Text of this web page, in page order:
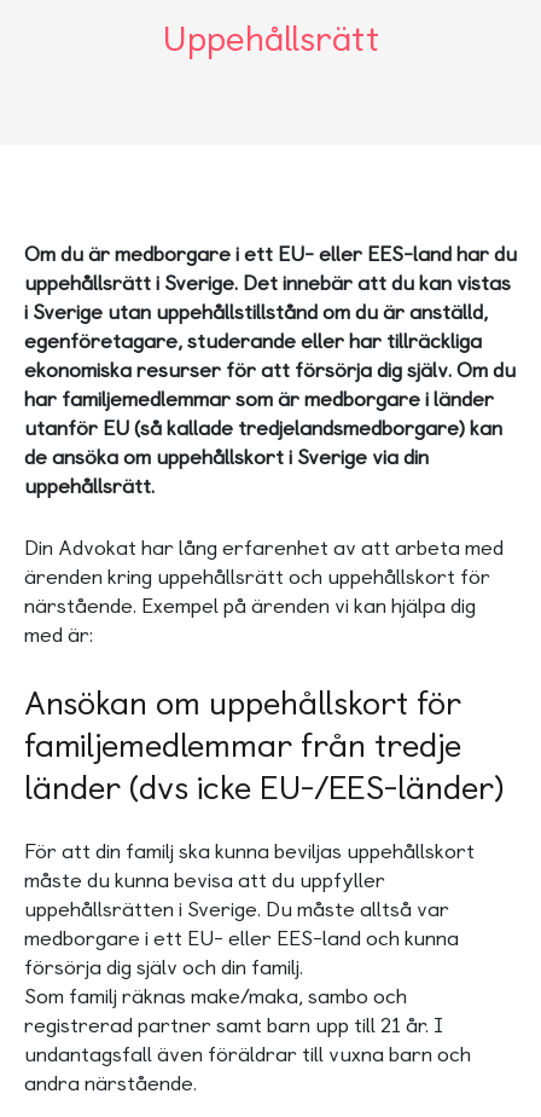
Uppehållsrätt
Om du är medborgare i ett EU- eller EES-land har du
uppehållsrätt i Sverige. Det innebär att du kan vistas
i Sverige utan uppehållstillstånd om du är anställd,
egenföretagare, studerande eller har tillräckliga
ekonomiska resurser för att försörja dig själv. Om du
har familjemedlemmar som är medborgare i länder
utanför EU (så kallade tredjelandsmedborgare) kan
de ansöka om uppehållskort i Sverige via din
uppehållsrätt.
Din Advokat har lång erfarenhet av att arbeta med
ärenden kring uppehållsrätt och uppehållskort för
närstående. Exempel på ärenden vi kan hjälpa dig
med är:
Ansökan om uppehållskort för
familjemedlemmar från tredje
länder (dvs icke EU-/EES-länder)
För att din familj ska kunna beviljas uppehållskort
måste du kunna bevisa att du uppfyller
uppehållsrätten i Sverige. Du måste alltså var
medborgare i ett EU- eller EES-land och kunna
försörja dig själv och din familj.
Som familj räknas make/maka, sambo och
registrerad partner samt barn upp till 21 år. I
undantagsfall även föräldrar till vuxna barn och
andra närstående.